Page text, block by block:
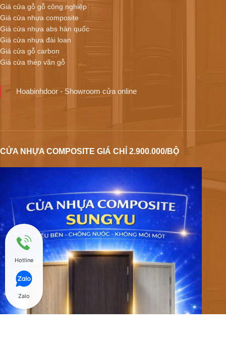
Giá cửa gỗ gỗ công nghiệp
Giá cửa nhựa composite
Giá cửa nhựa abs hàn quốc
Giá cửa nhựa đài loan
Giá cửa gỗ carbon
Giá cửa thép vân gỗ
Hoabinhdoor - Showroom cửa online
CỬA NHỰA COMPOSITE GIÁ CHỈ 2.900.000/BỘ
Hotline
Zalo